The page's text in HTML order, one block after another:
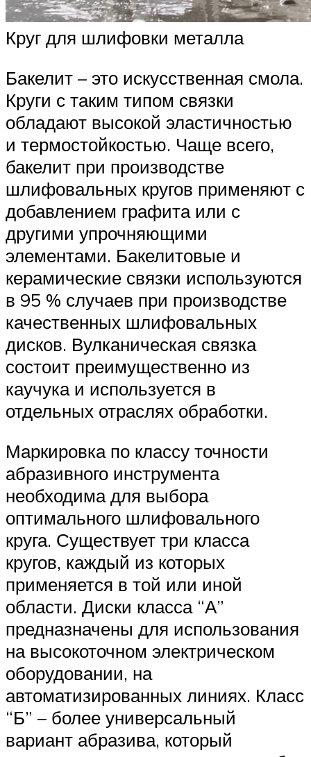
Круг для шлифовки металла
Бакелит – это искусственная смола.
Круги с таким типом связки
обладают высокой эластичностью
и термостойкостью. Чаще всего,
бакелит при производстве
шлифовальных кругов применяют с
добавлением графита или с
другими упрочняющими
элементами. Бакелитовые и
керамические связки используются
в 95 % случаев при производстве
качественных шлифовальных
дисков. Вулканическая связка
состоит преимущественно из
каучука и используется в
отдельных отраслях обработки.
Маркировка по классу точности
абразивного инструмента
необходима для выбора
оптимального шлифовального
круга. Существует три класса
кругов, каждый из которых
применяется в той или иной
области. Диски класса “А”
предназначены для использования
на высокоточном электрическом
оборудовании, на
автоматизированных линиях. Класс
“Б” – более универсальный
вариант абразива, который